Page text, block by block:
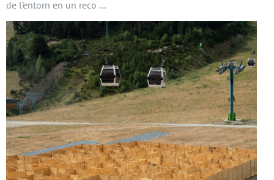
de l’entorn en un reco …